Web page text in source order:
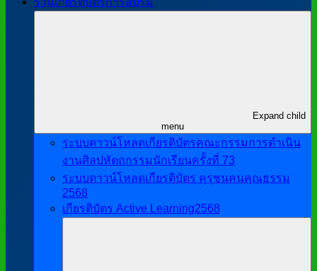
Expand child
menu
ระบบดาวน์โหลดเกียรติบัตรคณะกรรมการดำเนิน
งานศิลปหัตถกรรมนักเรียนครั้งที่ 73
ระบบดาวน์โหลดเกียรติบัตร คุรุชนคนคุณธรรม
2568
เกียรติบัตร Active Learning2568